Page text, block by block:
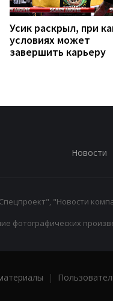
Усик раскрыл, при
условиях может
завершить карьеру
Новости
"Новости
фотографических
|